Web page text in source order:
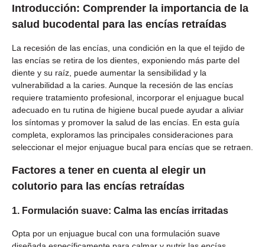
Introducción: Comprender la importancia de la
salud bucodental para las encías retraídas
La recesión de las encías, una condición en la que el tejido de
las encías se retira de los dientes, exponiendo más parte del
diente y su raíz, puede aumentar la sensibilidad y la
vulnerabilidad a la caries. Aunque la recesión de las encías
requiere tratamiento profesional, incorporar el enjuague bucal
adecuado en tu rutina de higiene bucal puede ayudar a aliviar
los síntomas y promover la salud de las encías. En esta guía
completa, exploramos las principales consideraciones para
seleccionar el mejor enjuague bucal para encías que se retraen.
Factores a tener en cuenta al elegir un
colutorio para las encías retraídas
1. Formulación suave: Calma las encías irritadas
Opta por un enjuague bucal con una formulación suave